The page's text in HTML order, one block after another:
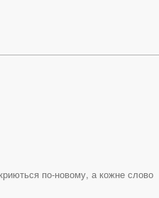
по-новому, а кожне слово